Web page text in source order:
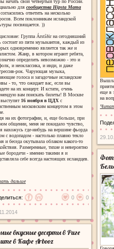
начать свой четвертый тур по России.
для сообщества Hipsta Mama
ответить на несколько
Всем поклонникам исландской
посвящается. ))
Группа Árstíðirна сегодняшний
состоит из пяти музыкантов, каждый из
одновременно является так же и
Жанр, в котором играют ребята,
определить невозможно - это и
и неоклассика, и инди, и даже
рок. Чарующая музыка,
голоса и загадочные исландские
- то, что ожидает вас, если вы
на их концерт. И кстати, очень
вам поискать билеты! В Москве
16 ноября в ЦДХ с
московским концертом в этом
на их фотографии, и, еще больше, при
общении, меня не покидало чувство,
нахожусь где-нибудь на вершине фьорда
с водопадом - настолько плавно текло
и беседа окутывала облаком какого-то
Размеренные, тихие и невероятно
бородачи - именно такими я и
себе всегда настоящих исландцев.
дальше
0 0
вкусные десерты в Риге
в Кафе Arbooz
Вышла
еще в
на